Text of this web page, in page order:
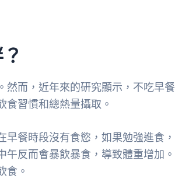
然而，近年來的研究顯示，不吃早餐
習慣和總熱量攝取。
餐時段沒有食慾，如果勉強進食，
反而會暴飲暴食，導致體重增加。
食。